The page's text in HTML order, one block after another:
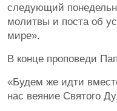
следующий
молитвы и поста об
мире».
В конце проповеди
«Будем же идти
нас веяние Святого